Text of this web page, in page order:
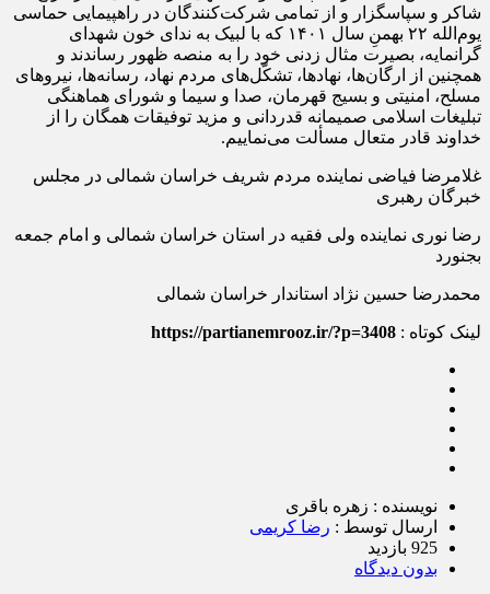
شاکر و سپاسگزار و از تمامی شرکت‌کنندگان در راهپیمایی حماسی
یوم‌الله ۲۲ بهمنِ سال ۱۴۰۱ که با لبیک به ندای خون شهدای
گرانمایه، بصیرت مثال زدنی خود را به منصه ظهور رساندند و
همچنین از ارگان‌ها، نهاد‌ها، تشکّل‌های مردم نهاد، رسانه‌ها، نیروهای
مسلح، امنیتی و بسیج قهرمان، صدا و سیما و شورای هماهنگی
تبلیغات اسلامی صمیمانه قدردانی و مزید توفیقات همگان را از
خداوند قادر متعال مسألت می‌نماییم.
غلامرضا فیاضی نماینده مردم شریف خراسان شمالی در مجلس
خبرگان رهبری
رضا نوری نماینده ولی فقیه در استان خراسان شمالی و امام جمعه
بجنورد
محمدرضا حسین نژاد استاندار خراسان شمالی
لینک کوتاه : https://partianemrooz.ir/?p=3408
نویسنده : زهره باقری
ارسال توسط : رضا کریمی
925 بازدید
بدون دیدگاه